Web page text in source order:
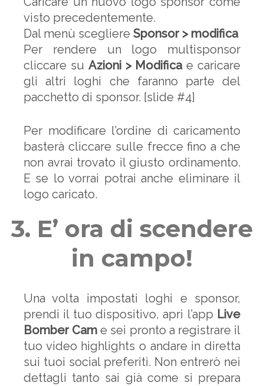
visto precedentemente.
Dal menù scegliere Sponsor > modifica
Per rendere un logo multisponsor
cliccare su Azioni > Modificae caricare
gli altri loghi che faranno parte del
pacchetto di sponsor. [slide #4]
Per modificare l’ordine di caricamento
basterà cliccare sulle frecce fino a che
non avrai trovato il giusto ordinamento.
E se lo vorrai potrai anche eliminare il
logo caricato.
3. E’ ora di scendere
in campo!
Una volta impostati loghi e sponsor,
prendi il tuo dispositivo, apri l’app Live
Bomber Cam e sei pronto a registrare il
tuo video highlights o andare in diretta
sui tuoi social preferiti. Non entrerò nei
dettagli tanto sai già come si prepara